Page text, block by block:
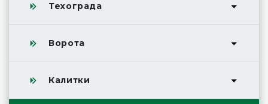
Техограда
Ворота
Калитки